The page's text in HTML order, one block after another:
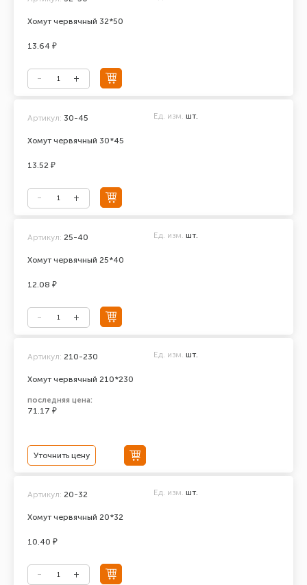
Хомут червячный 32*50
13.64 ₽
Хомут червячный 30*45
Артикул: 30-45 Ед. изм. шт.
13.52 ₽
Хомут червячный 25*40
Артикул: 25-40 Ед. изм. шт.
12.08 ₽
Хомут червячный 210*230
Артикул: 210-230 Ед. изм. шт.
последняя цена:
71.17 ₽
Уточнить цену
Хомут червячный 20*32
Артикул: 20-32 Ед. изм. шт.
10.40 ₽